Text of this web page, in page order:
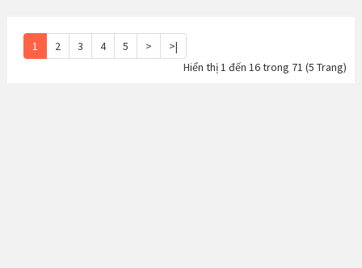
1 2 3 4 5 >
>|
Hiển thị 1 đến 16 trong 71 (5 Trang)